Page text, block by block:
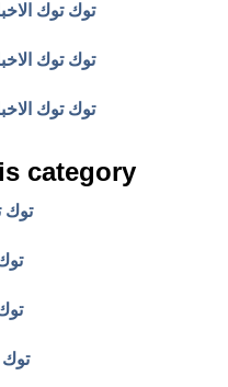
توك توك الاخبار -
توك توك الاخبار -
توك توك الاخبار -
category
توك
توك
توك
توك